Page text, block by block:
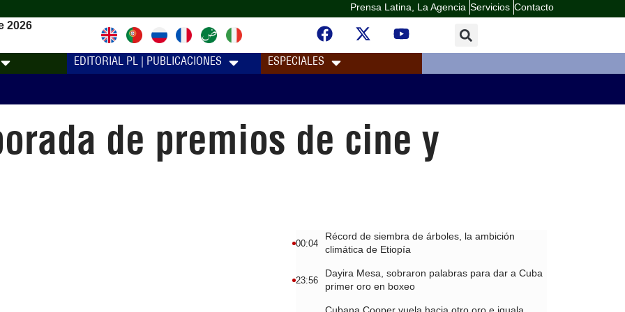
Prensa Latina, La Agencia Servicios Contacto
2026
EDITORIAL PL | PUBLICACIONES ESPECIALES
de premios de cine y
00:04
Récord de siembra de árboles, la ambición
climática de Etiopía
23:56
Dayira Mesa, sobraron palabras para dar a Cuba
primer oro en boxeo